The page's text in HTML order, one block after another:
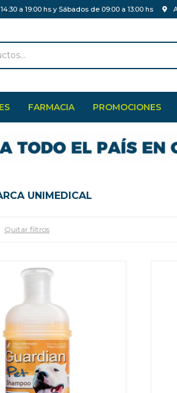
FARMACIA PROMOCIONES
a 19:00 hs y Sábados de 09:00 a 13:00 hs
UNIMEDICAL
Quitar filtros